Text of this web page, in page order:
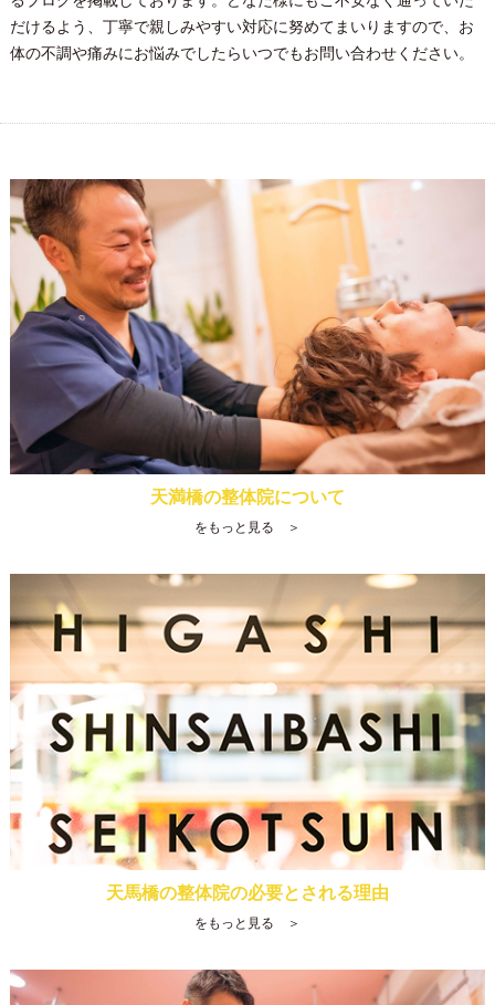
だけるよう、丁寧で親しみやすい対応に努めてまいりますので、お
体の不調や痛みにお悩みでしたらいつでもお問い合わせください。
天満橋の整体院について
をもっと見る ＞
天馬橋の整体院の必要とされる理由
をもっと見る ＞